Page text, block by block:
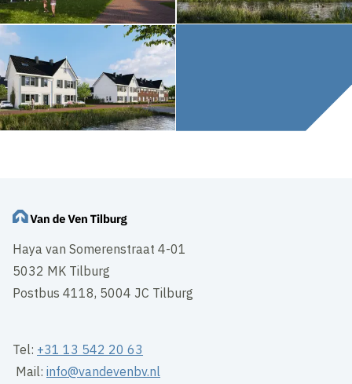
Haya van Somerenstraat 4-01
5032 MK Tilburg
Postbus 4118, 5004 JC Tilburg
Tel: +31 13 542 20 63
Mail:info@vandevenbv.nl